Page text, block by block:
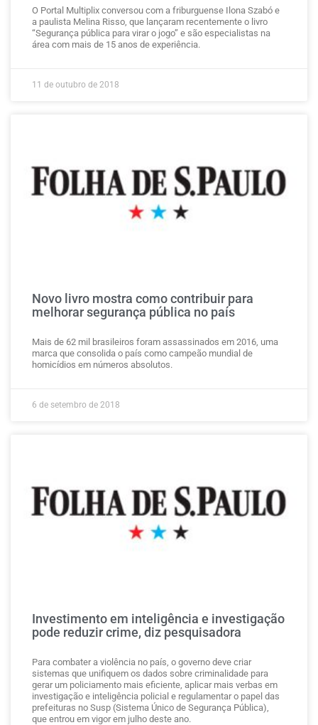
O Portal Multiplix conversou com a friburguense Ilona Szabó e
a paulista Melina Risso, que lançaram recentemente o livro
“Segurança pública para virar o jogo” e são especialistas na
área com mais de 15 anos de experiência.
11 de outubro de 2018
Novo livro mostra como contribuir para
melhorar segurança pública no país
Mais de 62 mil brasileiros foram assassinados em 2016, uma
marca que consolida o país como campeão mundial de
homicídios em números absolutos.
6 de setembro de 2018
Investimento em inteligência e investigação
pode reduzir crime, diz pesquisadora
Para combater a violência no país, o governo deve criar
sistemas que unifiquem os dados sobre criminalidade para
gerar um policiamento mais eficiente, aplicar mais verbas em
investigação e inteligência policial e regulamentar o papel das
prefeituras no Susp (Sistema Único de Segurança Pública),
que entrou em vigor em julho deste ano.